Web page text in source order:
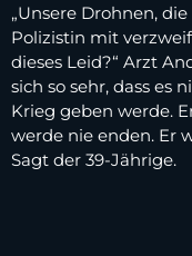
„Unsere Drohnen,
Polizistin mit
dieses Leid?“ Arzt
sich so sehr, dass es
Krieg geben werde.
werde nie enden. Er
Sagt der 39-Jährige.